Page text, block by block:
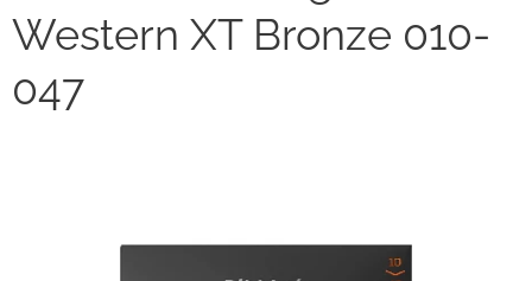
Western XT Bronze 010-
047